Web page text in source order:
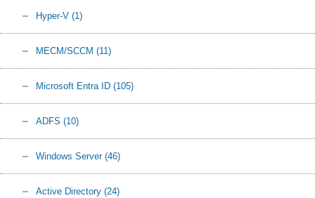
Hyper-V (1)
MECM/SCCM (11)
Microsoft Entra ID (105)
ADFS (10)
Windows Server (46)
Active Directory (24)